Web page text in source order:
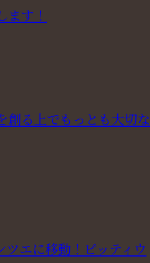
ます！
創る上でもっとも大切な
ツエに移動！ピッティウ